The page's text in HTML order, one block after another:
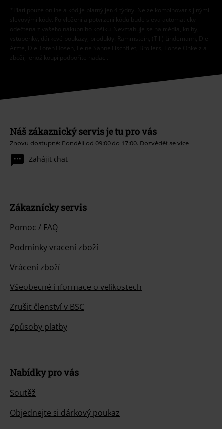
*Platí pouze online a kód je platný jen 4 týdny. Nelze kombinovat s jinými
slevovými kódy. Po vložení a potvrzení kódu bude sleva automaticky
odečtena z vašeho nákupního košíku. Nevztahuje se na média, knihy,
vstupenky, dárkové poukazy, produkty: Rammstein, (Till) Lindemann, Die
Ärzte, Die Toten Hosen, Feine Sahne Fischfilet, Broilers, Böhse Onkelz a
zboží, jehož koupí podpoříte nadaci.
Náš zákaznický servis je tu pro vás
Znovu dostupné: Pondělí od 09:00 do 17:00. Dozvědět se více
Zahájit chat
Zákaznícky servis
Pomoc / FAQ
Podmínky vracení zboží
Vrácení zboží
Všeobecné informace o velikostech
Zrušit členství v BSC
Způsoby platby
Nabídky pro vás
Soutěž
Objednejte si dárkový poukaz